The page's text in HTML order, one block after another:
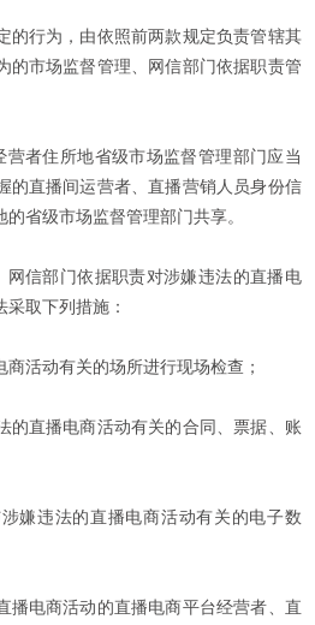
的行为，由依照前两款规定负责管辖其
的市场监督管理、网信部门依据职责管
者住所地省级市场监督管理部门应当
的直播间运营者、直播营销人员身份信
省级市场监督管理部门共享。
信部门依据职责对涉嫌违法的直播电
取下列措施：
商活动有关的场所进行现场检查；
的直播电商活动有关的合同、票据、账
嫌违法的直播电商活动有关的电子数
播电商活动的直播电商平台经营者、直